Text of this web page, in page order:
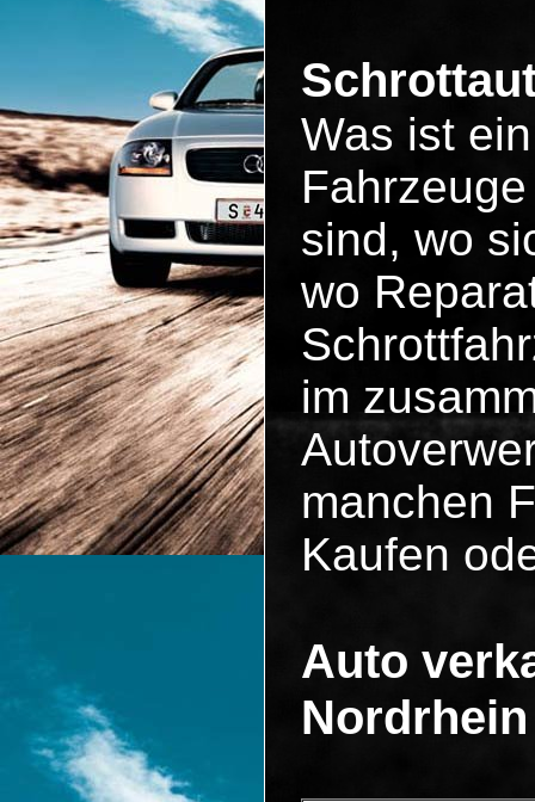
Was ist
sind, wo
wo
im
manchen
Kaufen
Auto